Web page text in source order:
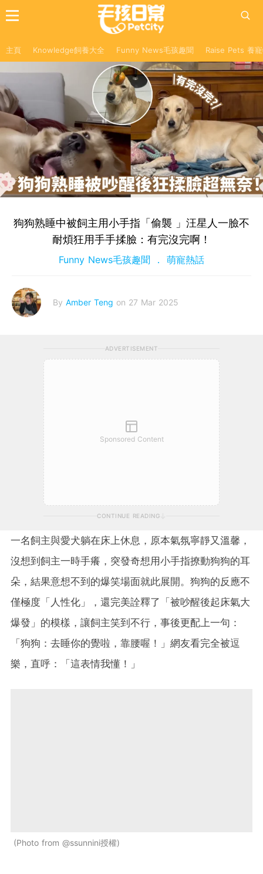
主頁 Knowledge飼養大全 Funny News毛孩趣聞 Raise Pets 養
狗狗熟睡中被飼主用小手指「偷襲 」汪星人一臉不
耐煩狂用手手揉臉：有完沒完啊！
Funny News毛孩趣聞 萌寵熱話
By Amber Teng on 27 Mar 2025
ADVERTISEMENT
Sponsored Content
CONTINUE READING
一名飼主與愛犬躺在床上休息，原本氣氛寧靜又溫馨，
沒想到飼主一時手癢，突發奇想用小手指撩動狗狗的耳
朵，結果意想不到的爆笑場面就此展開。狗狗的反應不
僅極度「人性化」，還完美詮釋了「被吵醒後起床氣大
爆發」的模樣，讓飼主笑到不行，事後更配上一句：
「狗狗：去睡你的覺啦，靠腰喔！」網友看完全被逗
樂，直呼：「這表情我懂！」
Photo from @ssunnini授權